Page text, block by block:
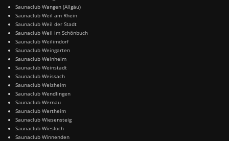
Saunaclub Wangen (Allgäu)
Saunaclub Weil am Rhein
Saunaclub Weil der Stadt
Saunaclub Weil im Schönbuch
Saunaclub Weilimdorf
Saunaclub Weingarten
Saunaclub Weinheim
Saunaclub Weinstadt
Saunaclub Weissach
Saunaclub Welzheim
Saunaclub Wendlingen
Saunaclub Wernau
Saunaclub Wertheim
Saunaclub Wiesensteig
Saunaclub Wiesloch
Saunaclub Winnenden